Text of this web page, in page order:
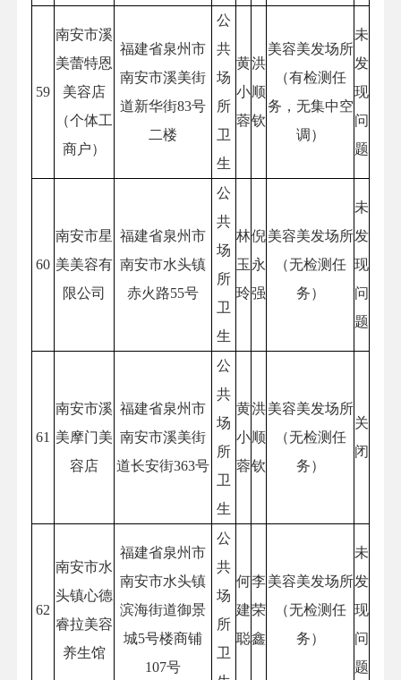
59
南安市溪
美蕾特恩
美容店
（个体工
商户）
福建省泉州市
南安市溪美街
道新华街83号
二楼
公
共
场
所
卫
生
黄
小
蓉
洪
顺
钦
美容美发场所
（有检测任
务，无集中空
调）
未
发
现
问
题
60
南安市星
美美容有
限公司
福建省泉州市
南安市水头镇
赤火路55号
公
共
场
所
卫
生
林
玉
玲
倪
永
强
美容美发场所
（无检测任
务）
未
发
现
问
题
61
南安市溪
美摩门美
容店
福建省泉州市
南安市溪美街
道长安街363号
公
共
场
所
卫
生
黄
小
蓉
洪
顺
钦
美容美发场所
（无检测任
务）
关
闭
62
南安市水
头镇心德
睿拉美容
养生馆
福建省泉州市
南安市水头镇
滨海街道御景
城5号楼商铺
107号
公
共
场
所
卫
何
建
聪
李
荣
鑫
美容美发场所
（无检测任
务）
未
发
现
问
题